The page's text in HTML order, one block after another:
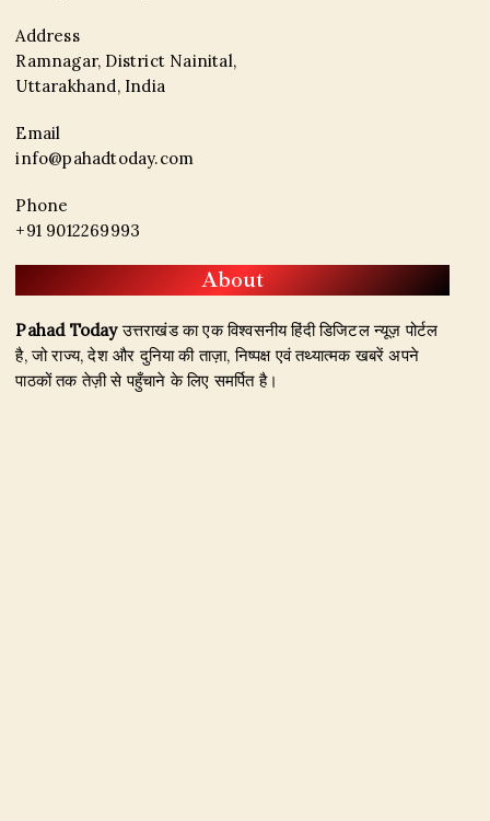
Address
Ramnagar, District Nainital,
Uttarakhand, India
Email
info@pahadtoday.com
Phone
+91 9012269993
About
Pahad Todayउत्तराखंड का एक विश्वसनीय हिंदी डिजिटल न्यूज़ पोर्टल
है, जो राज्य, देश और दुनिया की ताज़ा, निष्पक्ष एवं तथ्यात्मक खबरें अपने
पाठकों तक तेज़ी से पहुँचाने के लिए समर्पित है।